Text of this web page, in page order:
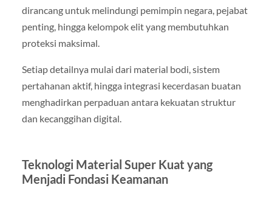
dirancang untuk melindungi pemimpin negara, pejabat
penting, hingga kelompok elit yang membutuhkan
proteksi maksimal.
Setiap detailnya mulai dari material bodi, sistem
pertahanan aktif, hingga integrasi kecerdasan buatan
menghadirkan perpaduan antara kekuatan struktur
dan kecanggihan digital.
Teknologi Material Super Kuat yang
Menjadi Fondasi Keamanan